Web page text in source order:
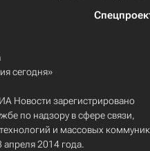
сегодня»
Новости зарегистрировано
по надзору в сфере связи,
и массовых
2014 года.